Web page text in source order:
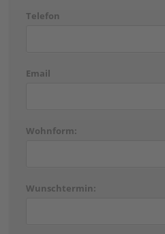
Telefon
Email
Wohnform:
Wunschtermin: